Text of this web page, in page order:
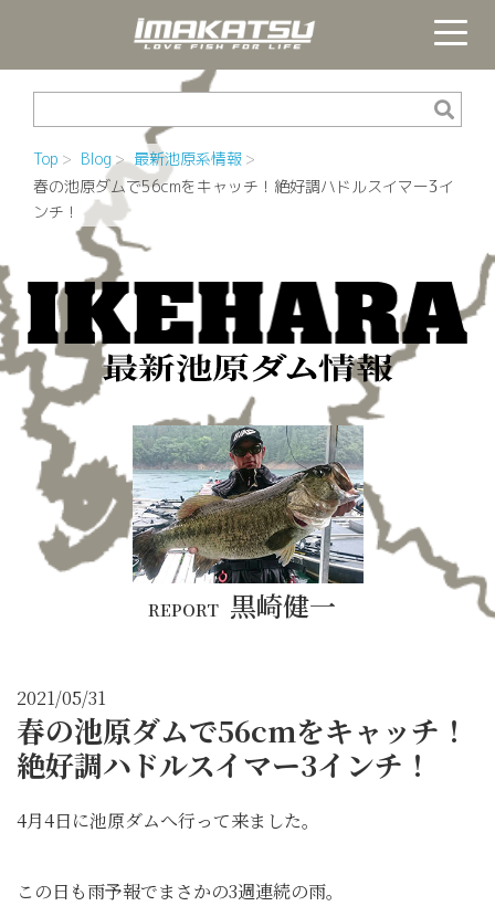
Top Blog
最新池原系情報
春の池原ダムで56cmをキャッチ！絶好調ハドルスイマー3イ
ンチ！
REPORT 黒崎健一
2021/05/31
春の池原ダムで56cmをキャッチ！
絶好調ハドルスイマー3インチ！
4月4日に池原ダムへ行って来ました。
この日も雨予報でまさかの3週連続の雨。